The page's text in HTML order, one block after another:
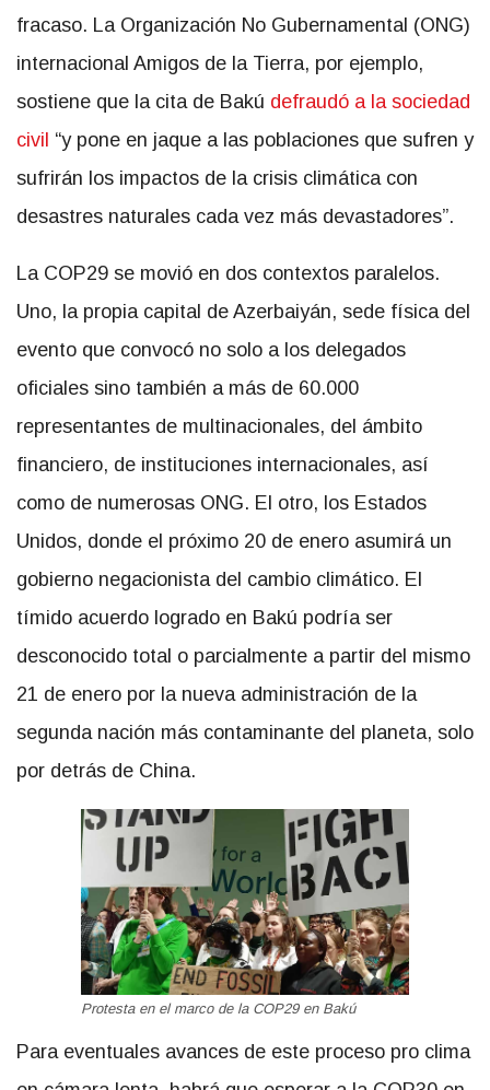
fracaso. La Organización No Gubernamental (ONG)
internacional Amigos de la Tierra, por ejemplo,
sostiene que la cita de Bakú defraudó a la sociedad
civil “y pone en jaque a las poblaciones que sufren y
sufrirán los impactos de la crisis climática con
desastres naturales cada vez más devastadores”.
La COP29 se movió en dos contextos paralelos.
Uno, la propia capital de Azerbaiyán, sede física del
evento que convocó no solo a los delegados
oficiales sino también a más de 60.000
representantes de multinacionales, del ámbito
financiero, de instituciones internacionales, así
como de numerosas ONG. El otro, los Estados
Unidos, donde el próximo 20 de enero asumirá un
gobierno negacionista del cambio climático. El
tímido acuerdo logrado en Bakú podría ser
desconocido total o parcialmente a partir del mismo
21 de enero por la nueva administración de la
segunda nación más contaminante del planeta, solo
por detrás de China.
Protesta en el marco de la COP29 en Bakú
Para eventuales avances de este proceso pro clima